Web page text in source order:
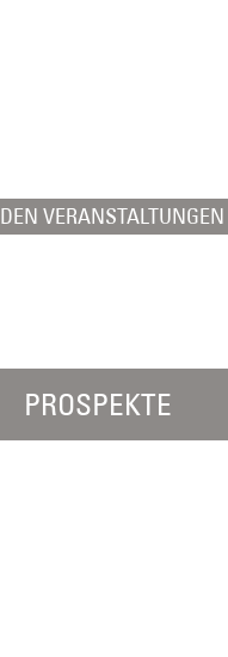
VERANSTALTUNGEN
PROSPEKTE